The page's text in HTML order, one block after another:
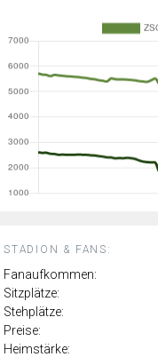
STADION & FANS:
Fanaufkommen:
Sitzplätze:
Stehplätze:
Preise:
Heimstärke: